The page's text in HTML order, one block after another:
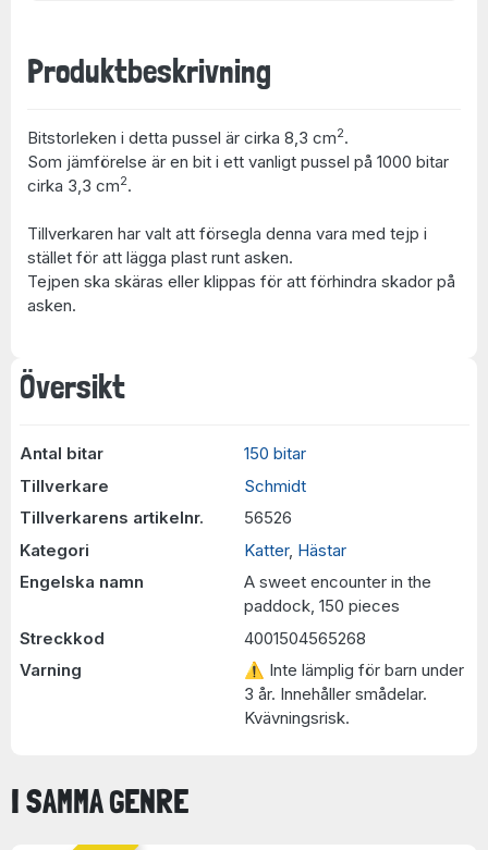
Översikt
Antal bitar
150 bitar
Tillverkare
Schmidt
Tillverkarens artikelnr.
56526
Kategori
Katter, Hästar
Engelska namn
A sweet encounter in the
paddock, 150 pieces
Streckkod
4001504565268
Varning
⚠ Inte lämplig för barn under
3 år. Innehåller smådelar.
Kvävningsrisk.
Produktbeskrivning
Bitstorleken i detta pussel är cirka 8,3 cm2.
Som jämförelse är en bit i ett vanligt pussel på 1000 bitar
cirka 3,3 cm2.
Tillverkaren har valt att försegla denna vara med tejp i
stället för att lägga plast runt asken.
Tejpen ska skäras eller klippas för att förhindra skador på
asken.
I SAMMA GENRE